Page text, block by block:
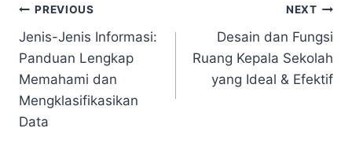
Navigasi
pos
PREVIOUS
Jenis-Jenis Informasi:
Panduan Lengkap
Memahami dan
Mengklasifikasikan
Data
NEXT
Desain dan Fungsi
Ruang Kepala Sekolah
yang Ideal & Efektif